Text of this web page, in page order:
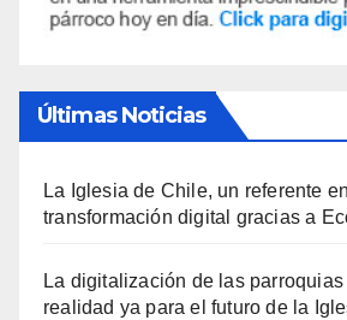
Últimas Noticias
La Iglesia de Chile, un referente
transformación digital gracias a
La digitalización de las
realidad ya para el futuro de la